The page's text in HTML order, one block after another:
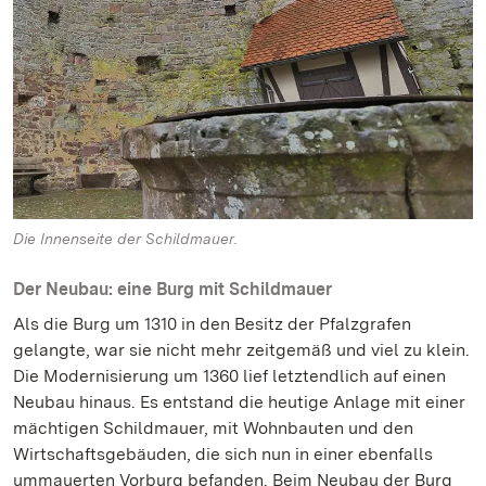
Die Innenseite der Schildmauer.
Der Neubau: eine Burg mit Schildmauer
Als die Burg um 1310 in den Besitz der Pfalzgrafen
gelangte, war sie nicht mehr zeitgemäß und viel zu klein.
Die Modernisierung um 1360 lief letztendlich auf einen
Neubau hinaus. Es entstand die heutige Anlage mit einer
mächtigen Schildmauer, mit Wohnbauten und den
Wirtschaftsgebäuden, die sich nun in einer ebenfalls
ummauerten Vorburg befanden. Beim Neubau der Burg